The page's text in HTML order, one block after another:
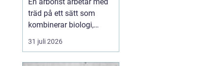
träd på ett sätt som
kombinerar biologi,
säkerhet och hantverk. I
en stad som Göteborg,
31 juli 2026